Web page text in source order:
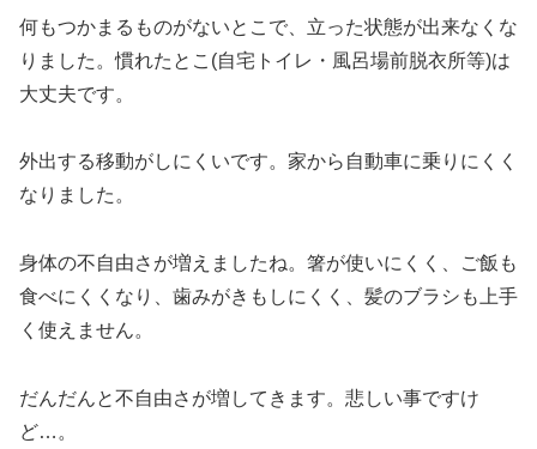
何もつかまるものがないとこで、立った状態が出来なくな
りました。慣れたとこ(自宅トイレ・風呂場前脱衣所等)は
大丈夫です。
外出する移動がしにくいです。家から自動車に乗りにくく
なりました。
身体の不自由さが増えましたね。箸が使いにくく、ご飯も
食べにくくなり、歯みがきもしにくく、髪のブラシも上手
く使えません。
だんだんと不自由さが増してきます。悲しい事ですけ
ど…。